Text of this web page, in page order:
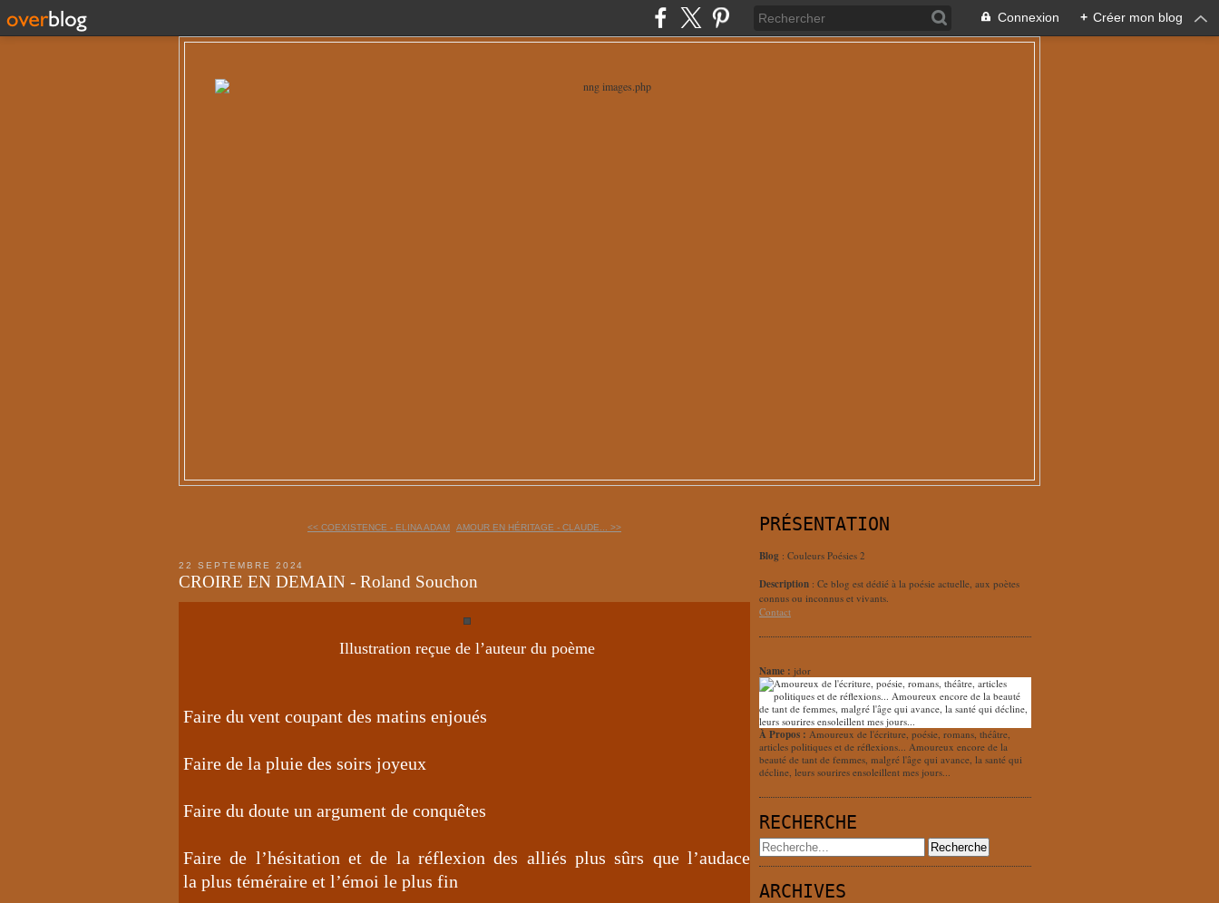
Connexion + Créer mon blog
<< COEXISTENCE - ELINA ADAM AMOUR EN HÉRITAGE - CLAUDE... >>
22 SEPTEMBRE 2024
CROIRE EN DEMAIN - Roland Souchon
Illustration reçue de l’auteur du poème
Faire du vent coupant des matins enjoués
Faire de la pluie des soirs joyeux
Faire du doute un argument de conquêtes
Faire de l’hésitation et de la réflexion des alliés plus sûrs que l’audace
la plus téméraire et l’émoi le plus fin
PRÉSENTATION
Blog : Couleurs Poésies 2
Description : Ce blog est dédié à la poésie actuelle, aux poètes
connus ou inconnus et vivants.
Contact
Name : jdor
À Propos : Amoureux de l'écriture, poésie, romans, théâtre,
articles politiques et de réflexions... Amoureux encore de la
beauté de tant de femmes, malgré l'âge qui avance, la santé qui
décline, leurs sourires ensoleillent mes jours...
RECHERCHE
ARCHIVES